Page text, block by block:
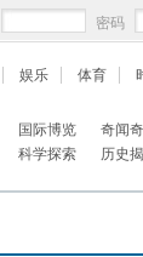
密码
娱乐 体育
国际博览
奇闻
科学探索
历史